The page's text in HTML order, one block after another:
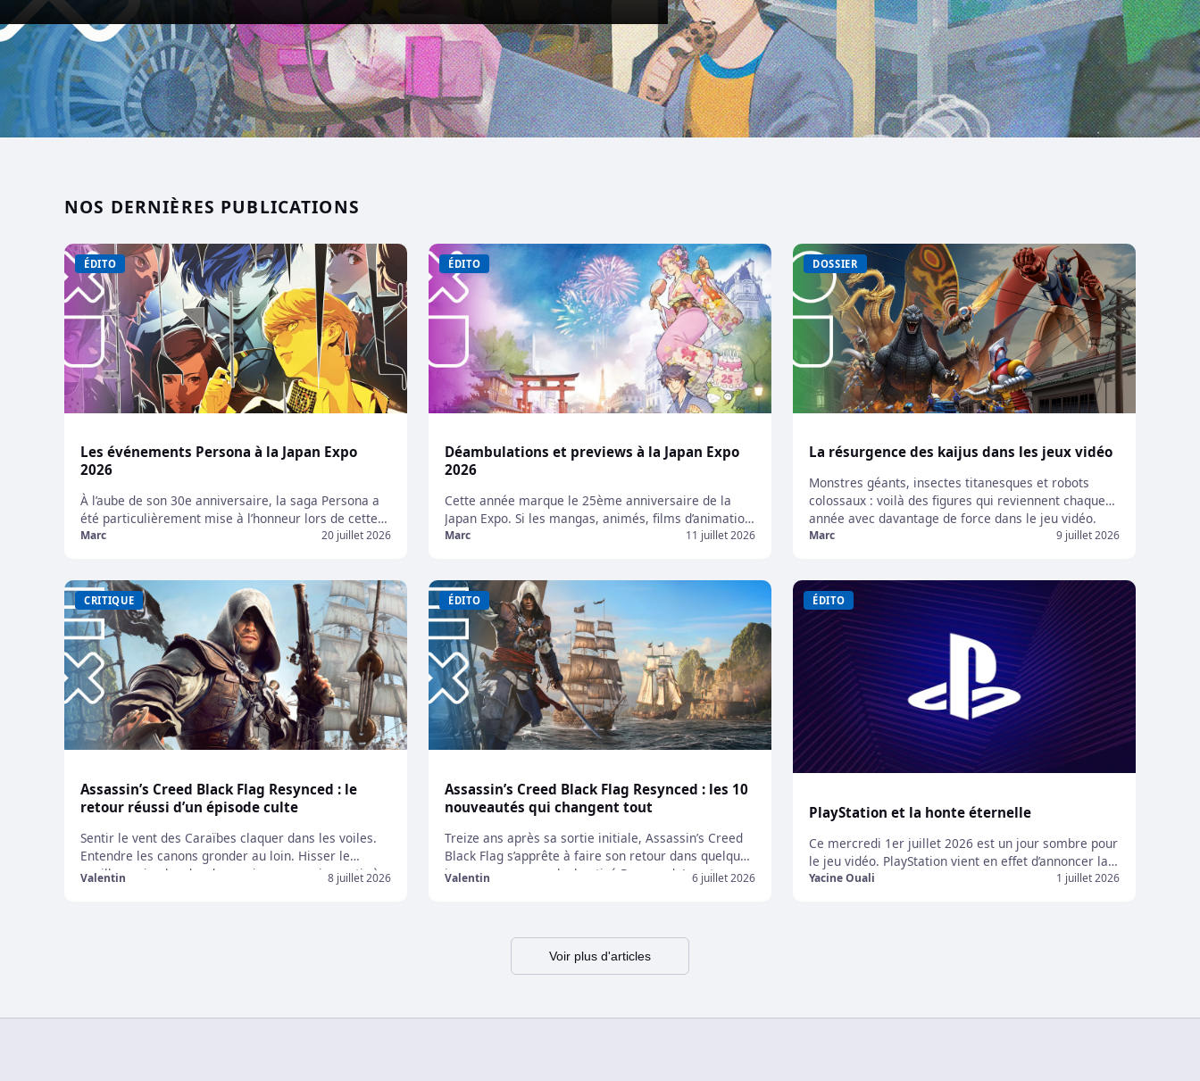
NOS DERNIÈRES PUBLICATIONS
ÉDITO
Les événements Persona à la Japan Expo
2026
À l’aube de son 30e anniversaire, la saga Persona a
été particulièrement mise à l’honneur lors de cette
édition de la Japan Expo, qui célébrait elle-même ses
conférences. Nous étions présents. Retour sur ces
quatre jours placés sous le […]
Marc 20 juillet 2026
ÉDITO
Déambulations et previews à la Japan Expo
2026
Cette année marque le 25ème anniversaire de la
Japan Expo. Si les mangas, animés, films d’animation
et autres formes d’art nippon restent au cœur de
America ont ainsi profité du salon pour présenter
leurs prochains projets tout en mettant […]
Marc 11 juillet 2026
DOSSIER
La résurgence des kaijus dans les jeux vidéo
Monstres géants, insectes titanesques et robots
colossaux : voilà des figures qui reviennent chaque
année avec davantage de force dans le jeu vidéo.
Alors que Godzilla s’apprête à dévaster San Francisco
vidéo puise de plus en plus dans cette niche […]
Marc 9 juillet 2026
CRITIQUE
Assassin’s Creed Black Flag Resynced : le
retour réussi d’un épisode culte
Sentir le vent des Caraïbes claquer dans les voiles.
Entendre les canons gronder au loin. Hisser le
pavillon noir, aborder des navires ennemis, partir à
Valentin 8 juillet 2026
ÉDITO
Assassin’s Creed Black Flag Resynced : les 10
nouveautés qui changent tout
Treize ans après sa sortie initiale, Assassin’s Creed
Black Flag s’apprête à faire son retour dans quelques
jours avec un remake baptisé Resynced. Longtemps
joueurs. En sortant cet atout de sa manche […]
Valentin 6 juillet 2026
ÉDITO
PlayStation et la honte éternelle
Ce mercredi 1er juillet 2026 est un jour sombre pour
le jeu vidéo. PlayStation vient en effet d’annoncer la
fin de la production de disques pour tous les jeux en
Yacine Ouali 1 juillet 2026
Voir plus d'articles